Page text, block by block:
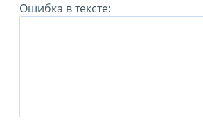
Ошибка в тексте: